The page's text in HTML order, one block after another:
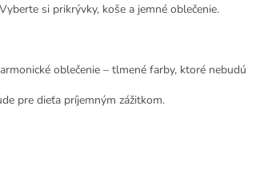
si prikrývky, koše a jemné oblečenie.
oblečenie – tlmené farby, ktoré nebudú
pre dieťa príjemným zážitkom.